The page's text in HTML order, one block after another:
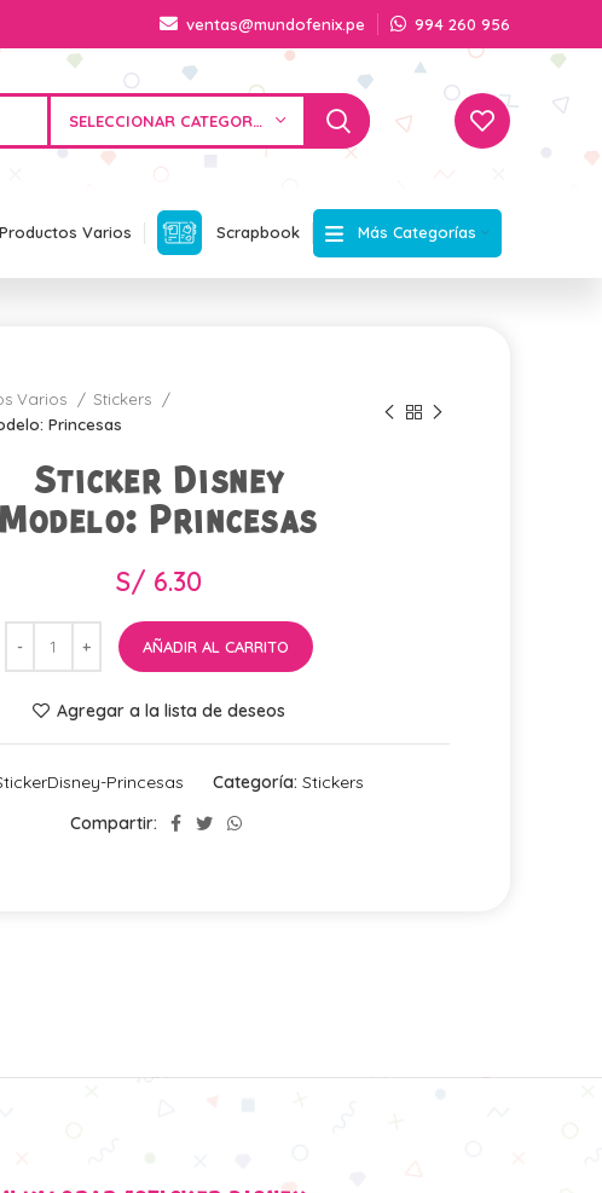
ventas@mundofenix.pe 994 260 956
SELECCIONAR CATEGORÍA
Productos Varios Scrapbook Más Categorías
Varios
Stickers
Princesas
Sticker Disney
Modelo: Princesas
S/ 6.30
AÑADIR AL CARRITO
Agregar a la lista de deseos
Princesas Categoría: Stickers
Compartir: